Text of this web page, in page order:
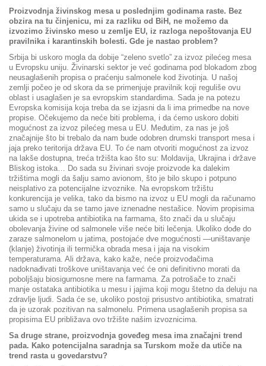
Proizvodnja živinskog mesa u poslednjim godinama raste. Bez
obzira na tu činjenicu, mi za razliku od BiH, ne možemo da
izvozimo živinsko meso u zemlje EU, iz razloga nepoštovanja EU
pravilnika i karantinskih bolesti. Gde je nastao problem?
Srbija bi uskoro mogla da dobije “zeleno svetlo” za izvoz pilećeg mesa
u Evropsku uniju. Živinarski sektor je već godinama pod blokadom zbog
neusaglašenih propisa o praćenju salmonele kod životinja. U našoj
zemlji počeo je od skora da se primenjuje pravilnik koji reguliše ovu
oblast i usaglašen je sa evropskim standardima. Sada je na potezu
Evropska komisija koja treba da se izjasni da li ima primedbe na nove
propise. Očekujemo da neće biti problema, i da ćemo uskoro dobiti
mogućnost za izvoz pilećeg mesa u EU. Međutim, za nas je još
značajnije što bi trebalo da nam bude odobren drumski transport mesa i
jaja preko teritorija država EU. To će nam otvoriti mogućnost za izvoz
na lakše dostupna, treća tržišta kao što su: Moldavija, Ukrajina i države
Bliskog istoka… Do sada su živinari svoje proizvode ka dalekim
tržištima mogli da šalju samo avionom, što je bilo skupo i potpuno
neisplativo za potencijalne izvoznike. Na evropskom tržištu
konkurencija je velika, tako da bismo na izvoz u EU mogli da računamo
samo u slučaju da se tamo jave iznenadne nestašice. Novim propisima
ukida se i upotreba antibiotika na farmama, što znači da u slučaju
obolevanja živine od salmonele više neće biti lečenja. Ukoliko dođe do
zaraze salmonelom u jatima, postojaće dve mogućnosti —uništavanje
(klanje) životinja ili termička obrada mesa i jaja na visokim
temperaturama. Ali država, kako kaže, neće proizvođačima
nadoknađivati troškove uništavanja već će oni definitivno morati da
poboljšaju biosigurnosne mere na farmama. Za potrošače to znači
manje ostataka antibiotika u mesu i jajima koji mogu štetno da deluju na
zdravlje ljudi. Sada će se, ukoliko postoji prisustvo antibiotika, smatrati
da je uzorak pozitivan na salmonelu. Primena usaglašenih propisa sa
propisima EU približava ovo tržište našim izvoznicima.
Sa druge strane, proizvodnja goveđeg mesa ima značajni trend
pada. Kako potencijalna saradnja sa Turskom može da utiče na
trend rasta u govedarstvu?